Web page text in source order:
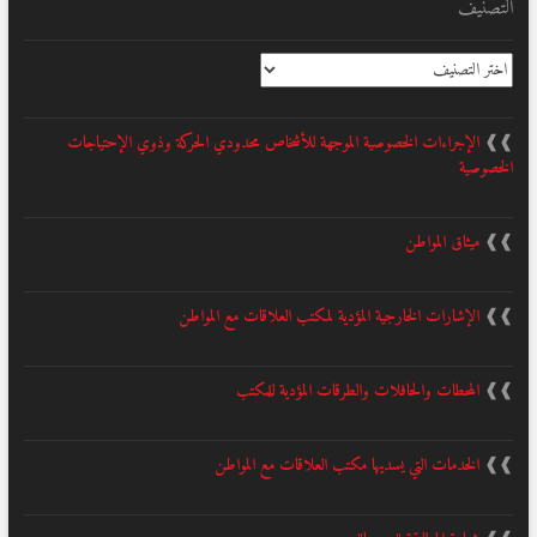
التصنيف
التصنيف
❱❱ الإجراءات الخصوصية الموجهة للأشخاص محدودي الحركة وذوي الإحتياجات
الخصوصية
❱❱ ميثاق المواطن
❱❱ الإشارات الخارجية المؤدية لمكتب العلاقات مع المواطن
❱❱ المحطات والحافلات والطرقات المؤدية للمكتب
❱❱ الخدمات التي يسديها مكتب العلاقات مع المواطن